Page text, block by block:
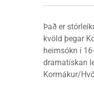
Það er
kvöld þegar
heimsókn í
dramatískan
Kormákur/